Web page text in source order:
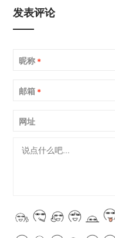
发表评论
昵称 *
邮箱 *
网址